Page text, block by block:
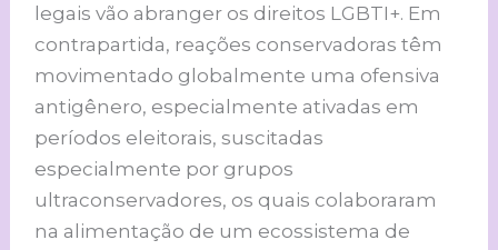
legais vão abranger os direitos LGBTI+. Em
contrapartida, reações conservadoras têm
movimentado globalmente uma ofensiva
antigênero, especialmente ativadas em
períodos eleitorais, suscitadas
especialmente por grupos
ultraconservadores, os quais colaboraram
na alimentação de um ecossistema de